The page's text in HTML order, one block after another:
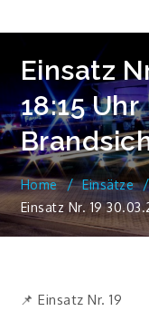
Einsatz
18:15 Uhr
Home Einsätze
Einsatz Nr. 19
📌 Einsatz Nr. 19